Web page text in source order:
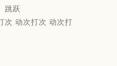
跳跃
次 动次打次 动次打